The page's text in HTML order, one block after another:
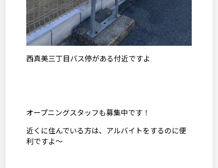
西真美三丁目バス停がある付近ですよ
オープニングスタッフも募集中です！
近くに住んでいる方は、アルバイトをするのに便
利ですよ～